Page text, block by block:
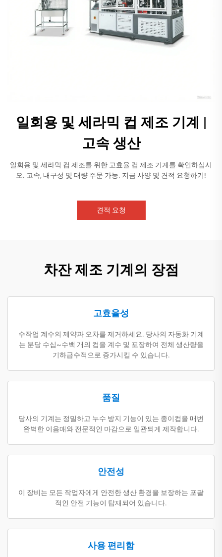
일회용 및 세라믹 컵 제조 기계 |
고속 생산
일회용 및 세라믹 컵 제조를 위한 고효율 컵 제조 기계를 확인하십시
오. 고속, 내구성 및 대량 주문 가능. 지금 사양 및 견적 요청하기!
견적 요청
차잔 제조 기계의 장점
고효율성
수작업 계수의 제약과 오차를 제거하세요. 당사의 자동화 기계
는 분당 수십~수백 개의 컵을 계수 및 포장하여 전체 생산량을
기하급수적으로 증가시킬 수 있습니다.
품질
당사의 기계는 정밀하고 누수 방지 기능이 있는 종이컵을 매번
완벽한 이음매와 전문적인 마감으로 일관되게 제작합니다.
안전성
이 장비는 모든 작업자에게 안전한 생산 환경을 보장하는 포괄
적인 안전 기능이 탑재되어 있습니다.
사용 편리함